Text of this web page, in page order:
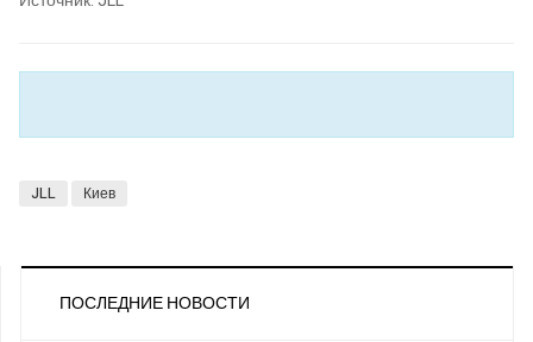
JLL Киев
ПОСЛЕДНИЕ НОВОСТИ